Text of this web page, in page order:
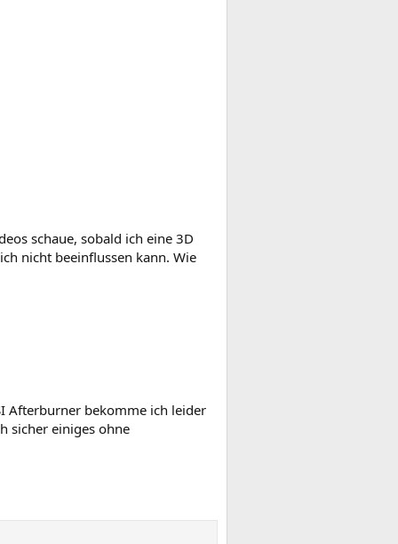
schaue, sobald ich eine 3D
nicht beeinflussen kann. Wie
Afterburner bekomme ich leider
sicher einiges ohne